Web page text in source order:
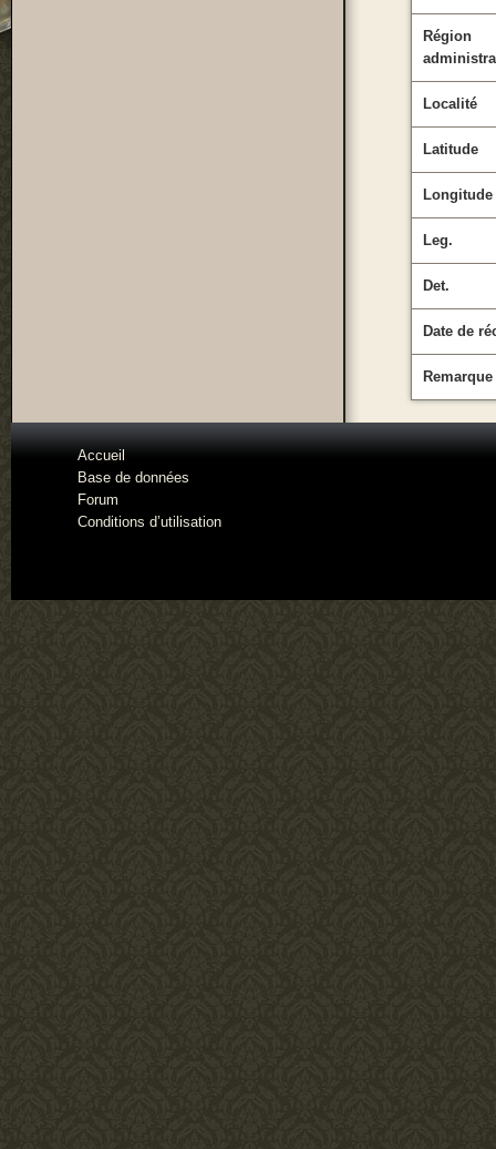
Région
Localité
Latitude
Longitude
Leg.
Det.
Date de
Remarque
Accueil
Base de données
Forum
Conditions d’utilisation